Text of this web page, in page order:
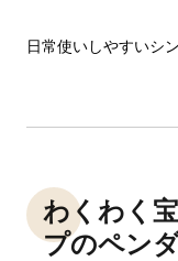
日常使いしやすいシ
わくわく
プのペン